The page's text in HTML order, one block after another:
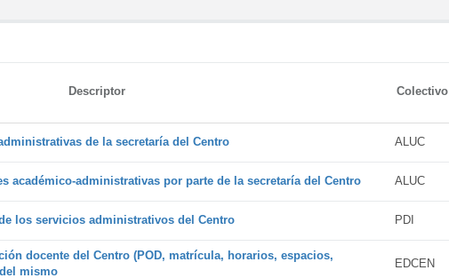
Descriptor Colectivo
de la secretaría del Centro ALUC
académico-administrativas por parte de la secretaría del Centro ALUC
los servicios administrativos del Centro PDI
docente del Centro (POD, matrícula, horarios, espacios,
mismo
EDCEN